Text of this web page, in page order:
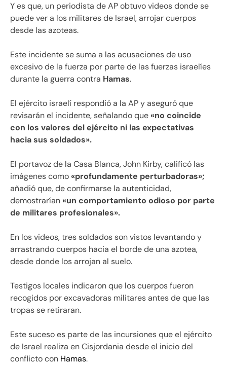
Y es que, un periodista de AP obtuvo videos donde se
puede ver a los militares de Israel, arrojar cuerpos
desde las azoteas.
Este incidente se suma a las acusaciones de uso
excesivo de la fuerza por parte de las fuerzas israelíes
durante la guerra contra Hamas.
El ejército israelí respondió a la AP y aseguró que
revisarán el incidente, señalando que«no coincide
con los valores del ejército ni las expectativas
hacia sus soldados».
El portavoz de la Casa Blanca, John Kirby, calificó las
imágenes como«profundamente perturbadoras»;
añadió que, de confirmarse la autenticidad,
demostrarían«un comportamiento odioso por parte
de militares profesionales».
En los videos, tres soldados son vistos levantando y
arrastrando cuerpos hacia el borde de una azotea,
desde donde los arrojan al suelo.
Testigos locales indicaron que los cuerpos fueron
recogidos por excavadoras militares antes de que las
tropas se retiraran.
Este suceso es parte de las incursiones que el ejército
de Israel realiza en Cisjordania desde el inicio del
conflicto con Hamas.